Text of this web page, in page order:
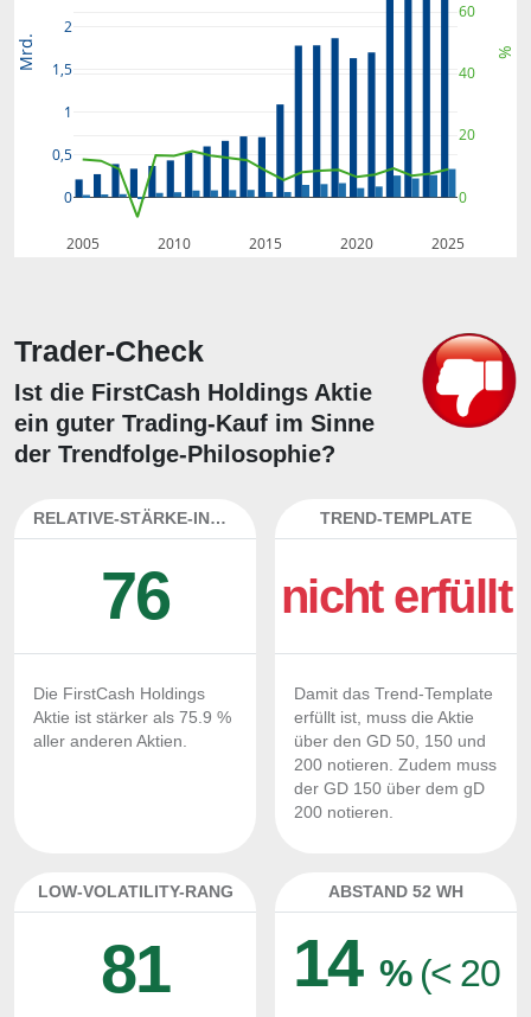
2005 2010 2015 2020 2025
0
0,5
1
1,5
2
0
20
40
60
Mrd. %
Trader-Check
Ist die FirstCash Holdings Aktie
ein guter Trading-Kauf im Sinne
der Trendfolge-Philosophie?
RELATIVE-STÄRKE-INDEX
76
Die FirstCash Holdings
Aktie ist stärker als 75.9 %
aller anderen Aktien.
TREND-TEMPLATE
nicht erfüllt
Damit das Trend-Template
erfüllt ist, muss die Aktie
über den GD 50, 150 und
200 notieren. Zudem muss
der GD 150 über dem gD
200 notieren.
LOW-VOLATILITY-RANG
81
ABSTAND 52 WH
14% (< 20